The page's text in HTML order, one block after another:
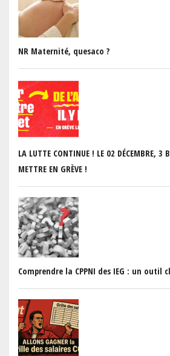
NR Maternité, quesaco ?
LA LUTTE CONTINUE ! LE 02 DÉCEMBRE, 3
METTRE EN GRÈVE !
Comprendre la CPPNI des IEG : un outil